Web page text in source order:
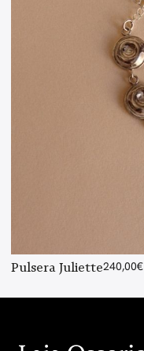
Pulsera Juliette240,00€